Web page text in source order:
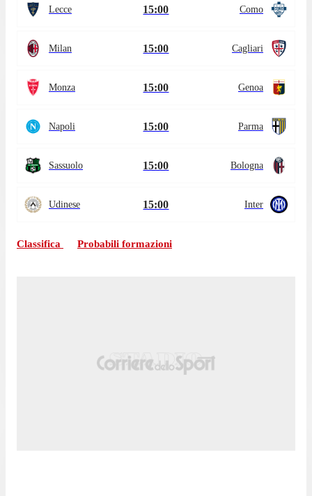
Lecce 15:00 Como
Milan 15:00 Cagliari
Monza 15:00 Genoa
Napoli 15:00 Parma
Sassuolo 15:00 Bologna
Udinese 15:00 Inter
Classifica Probabili formazioni